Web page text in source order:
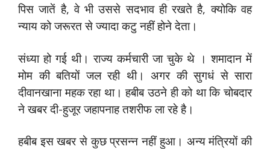
पिस जातें है, वे भी उससे सदभाव ही रखते है, क्‍योकि वह
न्‍याय को जरूरत से ज्‍यादा कटु नहीं होने देता।
संध्‍या हो गई थी। राज्‍य कर्मचारी जा चुके थे । शमादान में
मोम की बतियों जल रही थी। अगर की सुगधं से सारा
दीवानखाना महक रहा था। हबीब उठने ही को था कि चोबदार
ने खबर दी-हुजूर जहापनाह तशरीफ ला रहे है।
हबीब इस खबर से कुछ प्रसन्‍न नहीं हुआ। अन्‍य मंत्रियों की